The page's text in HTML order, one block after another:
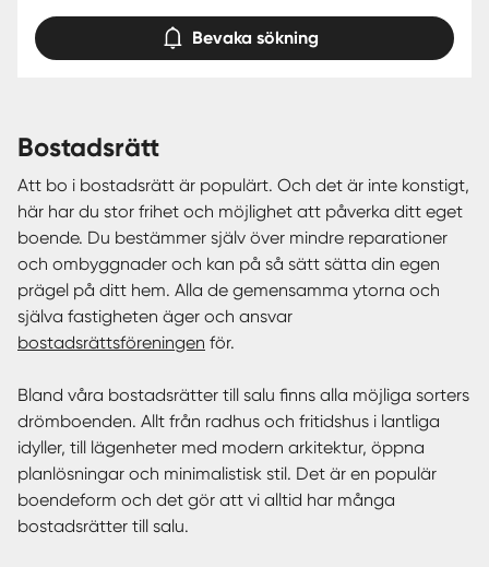
Bevaka sökning
bostadsrätt
Att bo i bostadsrätt är populärt. Och det är inte konstigt,
här har du stor frihet och möjlighet att påverka ditt eget
boende. Du bestämmer själv över mindre reparationer
och ombyggnader och kan på så sätt sätta din egen
prägel på ditt hem. Alla de gemensamma ytorna och
själva fastigheten äger och ansvar
bostadsrättsföreningen för.
Bland våra bostadsrätter till salu finns alla möjliga sorters
drömboenden. Allt från radhus och fritidshus i lantliga
idyller, till lägenheter med modern arkitektur, öppna
planlösningar och minimalistisk stil. Det är en populär
boendeform och det gör att vi alltid har många
bostadsrätter till salu.